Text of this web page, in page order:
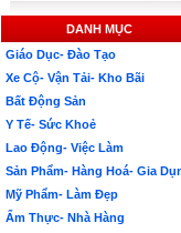
DANH MỤC
Giáo Dục- Đào Tạo
Xe Cộ- Vận Tải- Kho Bãi
Bất Động Sản
Y Tế- Sức Khoẻ
Lao Động- Việc Làm
Sản Phẩm- Hàng Hoá- Gia
Mỹ Phẩm- Làm Đẹp
Ẩm Thực- Nhà Hàng